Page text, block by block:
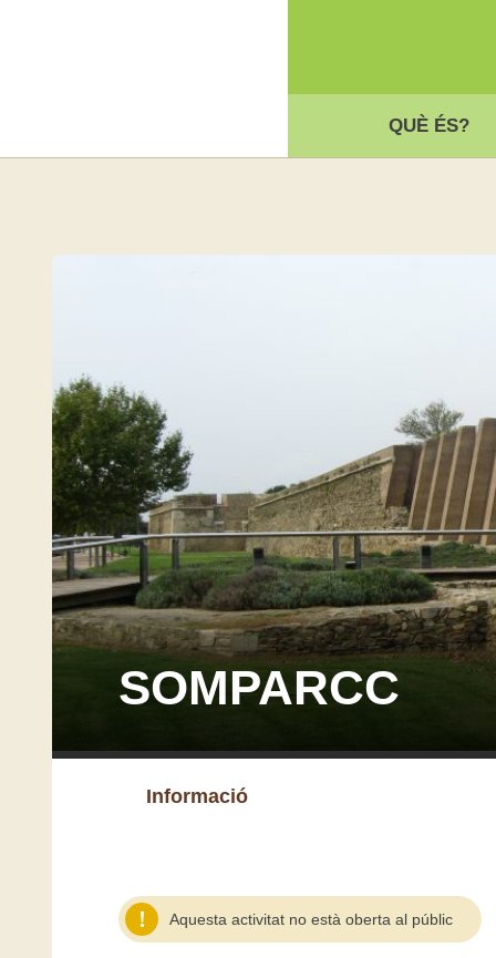
QUÈ ÉS?
SOMPARCC
Informació
Aquesta activitat no està oberta al públic